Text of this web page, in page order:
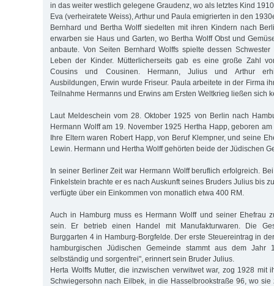
in das weiter westlich gelegene Graudenz, wo als letztes Kind
Eva (verheiratete Weiss), Arthur und Paula emigrierten in den
Bernhard und Bertha Wolff siedelten mit ihren Kindern nach
erwarben sie Haus und Garten, wo Bertha Wolff Obst und
anbaute. Von Seiten Bernhard Wolffs spielte dessen
Leben der Kinder. Mütterlicherseits gab es eine große Zahl
Cousins und Cousinen. Hermann, Julius und Arthur
Ausbildungen, Erwin wurde Friseur. Paula arbeitete in der Firma
Teilnahme Hermanns und Erwins am Ersten Weltkrieg ließen sich
Laut Meldeschein vom 28. Oktober 1925 von Berlin nach
Hermann Wolff am 19. November 1925 Hertha Happ, geboren
Ihre Eltern waren Robert Happ, von Beruf Klempner, und seine
Lewin. Hermann und Hertha Wolff gehörten beide der Jüdischen
In seiner Berliner Zeit war Hermann Wolff beruflich erfolgreich.
Finkelstein brachte er es nach Auskunft seines Bruders Julius bis
verfügte über ein Einkommen von monatlich etwa 400 RM.
Auch in Hamburg muss es Hermann Wolff und seiner Ehefrau
sein. Er betrieb einen Handel mit Manufakturwaren. Die
Burggarten 4 in Hamburg-Borgfelde. Der erste Steuereintrag in
hamburgischen Jüdischen Gemeinde stammt aus dem Jahr
selbständig und sorgenfrei", erinnert sein Bruder Julius.
Herta Wolffs Mutter, die inzwischen verwitwet war, zog 1928 mit
Schwiegersohn nach Eilbek, in die Hasselbrookstraße 96, wo